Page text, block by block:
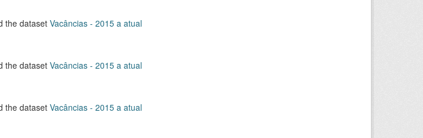
the datasetVacâncias - 2015 a atual
the datasetVacâncias - 2015 a atual
the datasetVacâncias - 2015 a atual